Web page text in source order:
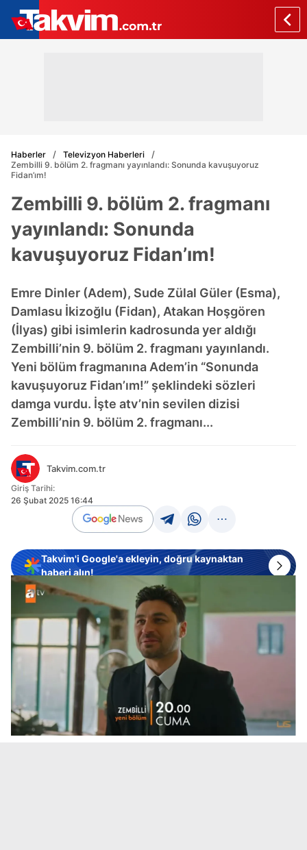
Haberler
Televizyon Haberleri
Zembilli 9. bölüm 2. fragmanı yayınlandı: Sonunda kavuşuyoruz
Fidan’ım!
Zembilli 9. bölüm 2. fragmanı
yayınlandı: Sonunda
kavuşuyoruz Fidan’ım!
Emre Dinler (Adem), Sude Zülal Güler (Esma),
Damlasu İkizoğlu (Fidan), Atakan Hoşgören
(İlyas) gibi isimlerin kadrosunda yer aldığı
Zembilli’nin 9. bölüm 2. fragmanı yayınlandı.
Yeni bölüm fragmanına Adem’in “Sonunda
kavuşuyoruz Fidan’ım!” şeklindeki sözleri
damga vurdu. İşte atv’nin sevilen dizisi
Zembilli’nin 9. bölüm 2. fragmanı...
Takvim.com.tr
Giriş Tarihi:
26 Şubat 2025 16:44
Takvim'i Google'a ekleyin, doğru kaynaktan
haberi alın!